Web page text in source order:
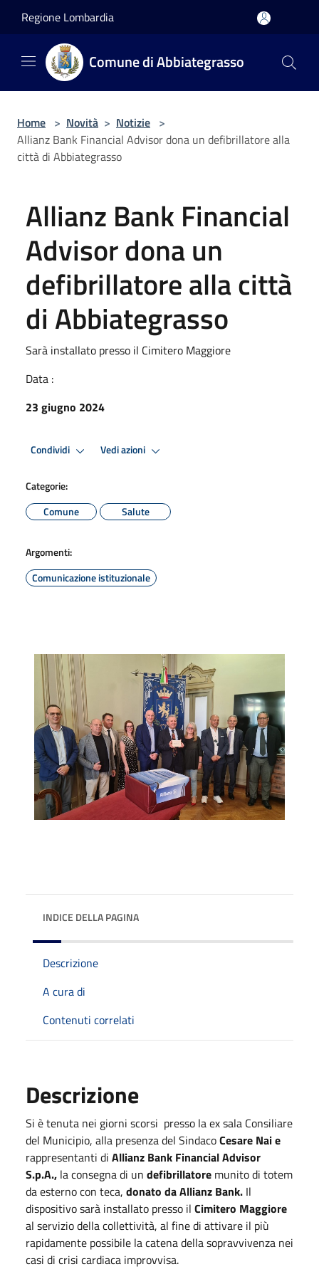
Regione Lombardia
Comune di Abbiategrasso
Home > Novità > Notizie >
Allianz Bank Financial Advisor dona un defibrillatore alla
città di Abbiategrasso
Allianz Bank Financial
Advisor dona un
defibrillatore alla città
di Abbiategrasso
Sarà installato presso il Cimitero Maggiore
Data :
23 giugno 2024
Condividi Vedi azioni
Categorie:
Comune
Salute
Argomenti:
Comunicazione istituzionale
INDICE DELLA PAGINA
Descrizione
A cura di
Contenuti correlati
Descrizione
Si è tenuta nei giorni scorsi presso la ex sala Consiliare
del Municipio, alla presenza del SindacoCesare Nai e
rappresentanti di Allianz Bank Financial Advisor
S.p.A., la consegna di un defibrillatore munito di totem
da esterno con teca, donato da Allianz Bank. Il
dispositivo sarà installato presso il Cimitero Maggiore
al servizio della collettività, al fine di attivare il più
rapidamente possibile la catena della sopravvivenza nei
casi di crisi cardiaca improvvisa.